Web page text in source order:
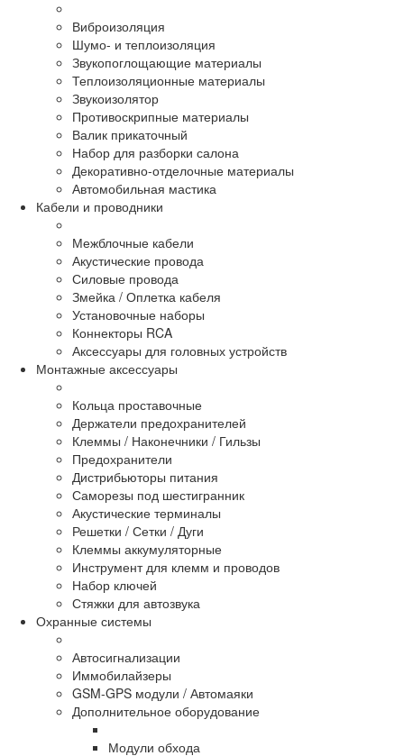
Виброизоляция
Шумо- и теплоизоляция
Звукопоглощающие материалы
Теплоизоляционные материалы
Звукоизолятор
Противоскрипные материалы
Валик прикаточный
Набор для разборки салона
Декоративно-отделочные материалы
Автомобильная мастика
Кабели и проводники
Межблочные кабели
Акустические провода
Силовые провода
Змейка / Оплетка кабеля
Установочные наборы
Коннекторы RCA
Аксессуары для головных устройств
Монтажные аксессуары
Кольца проставочные
Держатели предохранителей
Клеммы / Наконечники / Гильзы
Предохранители
Дистрибьюторы питания
Саморезы под шестигранник
Акустические терминалы
Решетки / Сетки / Дуги
Клеммы аккумуляторные
Инструмент для клемм и проводов
Набор ключей
Стяжки для автозвука
Охранные системы
Автосигнализации
Иммобилайзеры
GSM-GPS модули / Автомаяки
Дополнительное оборудование
Модули обхода